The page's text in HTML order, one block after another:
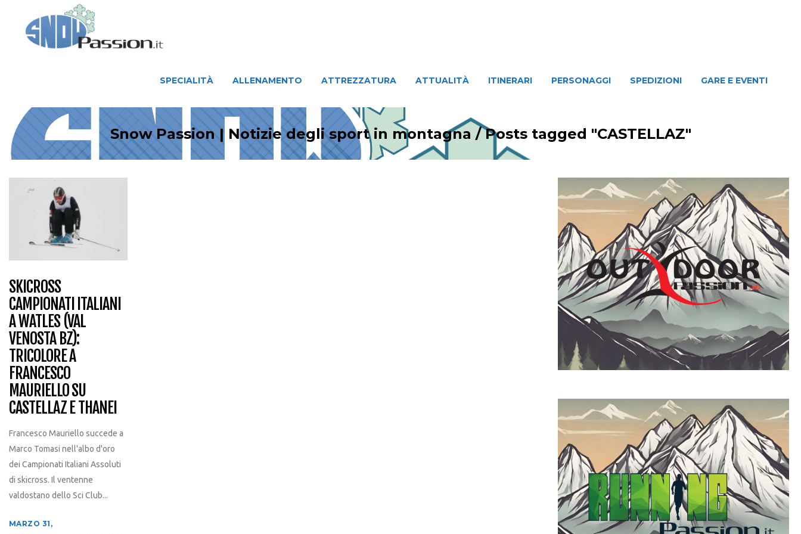
SPECIALITÀ ALLENAMENTO ATTREZZATURA ATTUALITÀ ITINERARI PERSONAGGI SPEDIZIONI GARE E EVENTI
Snow Passion | Notizie degli sport in montagna /Posts tagged "CASTELLAZ"
SKICROSS
CAMPIONATI ITALIANI
A WATLES (VAL
VENOSTA BZ):
TRICOLORE A
FRANCESCO
MAURIELLO SU
CASTELLAZ E THANEI
Francesco Mauriello succede a
Marco Tomasi nell'albo d'oro
dei Campionati Italiani Assoluti
di skicross. Il ventenne
valdostano dello Sci Club...
MARZO 31,